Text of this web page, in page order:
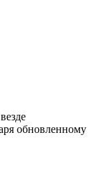
обновленному